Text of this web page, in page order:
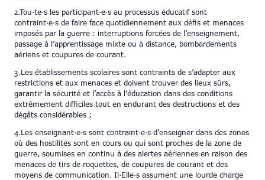
2.Tou·te·s les participant·e·s au processus éducatif sont
contraint·e·s de faire face quotidiennement aux défis et menaces
imposés par la guerre : interruptions forcées de l’enseignement,
passage à l’apprentissage mixte ou à distance, bombardements
aériens et coupures de courant.
3.Les établissements scolaires sont contraints de s’adapter aux
restrictions et aux menaces et doivent trouver des lieux sûrs,
garantir la sécurité et l’accès à l’éducation dans des conditions
extrêmement difficiles tout en endurant des destructions et des
dégâts considérables ;
4.Les enseignant·e·s sont contraint·e·s d’enseigner dans des zones
où des hostilités sont en cours ou qui sont proches de la zone de
guerre, soumises en continu à des alertes aériennes en raison des
menaces de tirs de roquettes, de coupures de courant et des
moyens de communication. Il·Elle·s assument une lourde charge